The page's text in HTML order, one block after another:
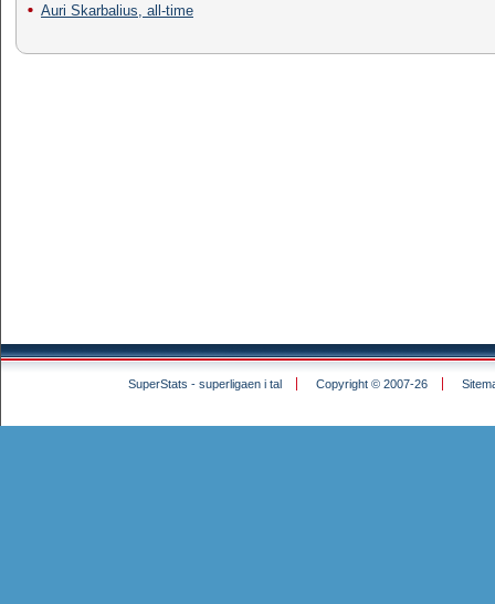
Auri Skarbalius, all-time
SuperStats - superligaen i tal Copyright © 2007-26